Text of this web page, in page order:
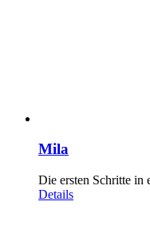
Mila
Die ersten Schritte in
Details